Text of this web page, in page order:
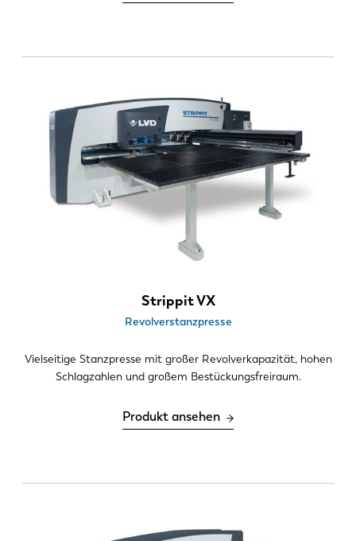
Strippit VX
Revolverstanzpresse
Vielseitige Stanzpresse mit großer Revolverkapazität, hohen
Schlagzahlen und großem Bestückungsfreiraum.
Produkt ansehen